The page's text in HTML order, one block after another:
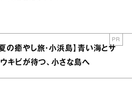
夏の癒やし旅・小浜島】青い海とサ
ウキビが待つ、小さな島へ
PR